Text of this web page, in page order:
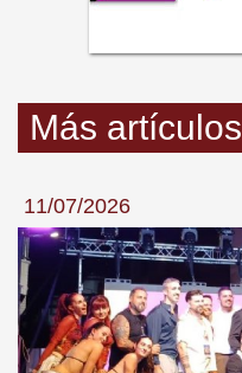
Más artículos
11/07/2026